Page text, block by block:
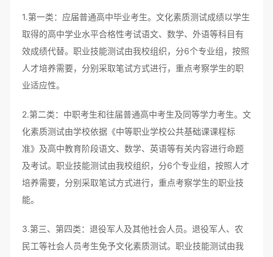
1.第一类：应届普通高中毕业考生。文化素质测试成绩以学生
取得的高中学业水平合格性考试语文、数学、外语等科目有
效成绩代替。职业技能测试由我校组织，分6个专业组，按照
人才培养需要，分别采取笔试方式进行，重点考察学生的职
业适应性。
2.第二类：中职考生和往届普通高中考生及同等学力考生。文
化素质测试由学校依据《中等职业学校公共基础课课程标
准》及高中教育阶段语文、数学、英语等有关内容进行命题
及考试。职业技能测试由我校组织，分6个专业组，按照人才
培养需要，分别采取笔试方式进行，重点考察学生的职业技
能。
3.第三、第四类：退役军人及其他社会人员。退役军人、农
民工等社会人员考生免予文化素质测试。职业技能测试由我